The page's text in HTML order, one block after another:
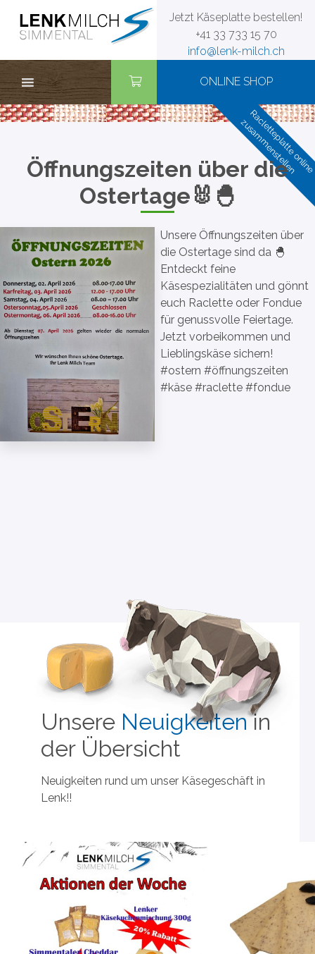
Inhalt
springen
Jetzt Käseplatte bestellen!
+41 33 733 15 70
info@lenk-milch.ch
ONLINE SHOP
Öffnungszeiten über die
Ostertage🐰🐣
Unsere Öffnungszeiten über
die Ostertage sind da 🐣
Entdeckt feine
Käsespezialitäten und gönnt
euch Raclette oder Fondue
für genussvolle Feiertage.
Jetzt vorbeikommen und
Lieblingskäse sichern!
#ostern #öffnungszeiten
#käse #raclette #fondue
Unsere Neuigkeitenin
der Übersicht
Neuigkeiten rund um unser Käsegeschäft in
Lenk!!
Racletteplatte
zusammenstellen